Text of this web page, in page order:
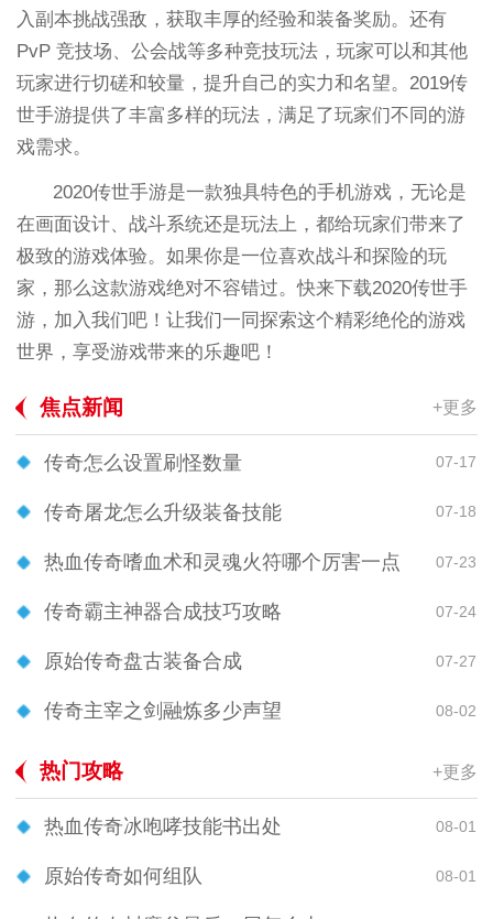
入副本挑战强敌，获取丰厚的经验和装备奖励。还有
PvP 竞技场、公会战等多种竞技玩法，玩家可以和其他
玩家进行切磋和较量，提升自己的实力和名望。2019传
世手游提供了丰富多样的玩法，满足了玩家们不同的游
戏需求。
2020传世手游是一款独具特色的手机游戏，无论是
在画面设计、战斗系统还是玩法上，都给玩家们带来了
极致的游戏体验。如果你是一位喜欢战斗和探险的玩
家，那么这款游戏绝对不容错过。快来下载2020传世手
游，加入我们吧！让我们一同探索这个精彩绝伦的游戏
世界，享受游戏带来的乐趣吧！
焦点新闻 +更多
传奇怎么设置刷怪数量 07-17
传奇屠龙怎么升级装备技能 07-18
热血传奇嗜血术和灵魂火符哪个厉害一点 07-23
传奇霸主神器合成技巧攻略 07-24
原始传奇盘古装备合成 07-27
传奇主宰之剑融炼多少声望 08-02
热门攻略 +更多
热血传奇冰咆哮技能书出处 08-01
原始传奇如何组队 08-01